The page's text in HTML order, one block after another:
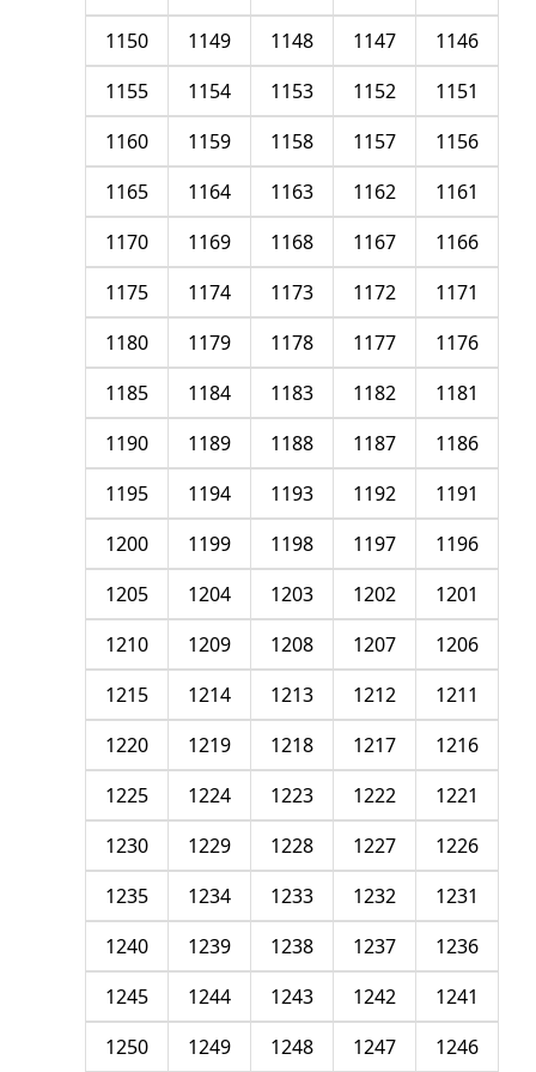
1146
1147
1148
1149
1150
1151
1152
1153
1154
1155
1156
1157
1158
1159
1160
1161
1162
1163
1164
1165
1166
1167
1168
1169
1170
1171
1172
1173
1174
1175
1176
1177
1178
1179
1180
1181
1182
1183
1184
1185
1186
1187
1188
1189
1190
1191
1192
1193
1194
1195
1196
1197
1198
1199
1200
1201
1202
1203
1204
1205
1206
1207
1208
1209
1210
1211
1212
1213
1214
1215
1216
1217
1218
1219
1220
1221
1222
1223
1224
1225
1226
1227
1228
1229
1230
1231
1232
1233
1234
1235
1236
1237
1238
1239
1240
1241
1242
1243
1244
1245
1246
1247
1248
1249
1250